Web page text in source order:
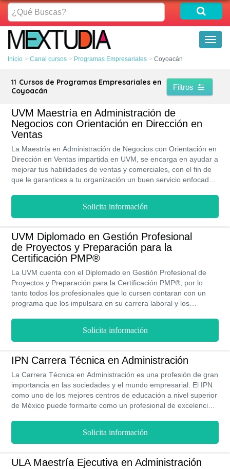
¿Qué
Buscas?
Inicio Canal cursos Programas Empresariales Coyoacán
11 Cursos de Programas Empresariales en
Coyoacán
Filtros
UVM Maestría en Administración de
Negocios con Orientación en Dirección en
Ventas
La Maestría en Administración de Negocios con Orientación en
Dirección en Ventas impartida en UVM, se encarga en ayudar a
mejorar tus habilidades de ventas y comerciales, con el fin de
que le garantices a tu organización un buen servicio enfocado
Solicita información
UVM Diplomado en Gestión Profesional
de Proyectos y Preparación para la
Certificación PMP®
La UVM cuenta con el Diplomado en Gestión Profesional de
Proyectos y Preparación para la Certificación PMP®, por lo
tanto todos los profesionales que lo cursen contaran con un
programa que los impulsara en su carrera laboral y los
Solicita información
IPN Carrera Técnica en Administración
La Carrera Técnica en Administración es una profesión de gran
importancia en las sociedades y el mundo empresarial. El IPN
como uno de los mejores centros de educación a nivel superior
de México puede formarte como un profesional de excelencia.,
financieros y humanos en las organizaciones públicas y
privadas y las empresas. Esta carrera la puedes cursar en 3
años académicos en las modalidades presencial y en línea.
Solicita información
ULA Maestría Ejecutiva en Administración